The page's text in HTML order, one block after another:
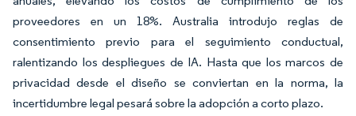
proveedores en un 18%. Australia introdujo reglas de
consentimiento previo para el seguimiento conductual,
ralentizando los despliegues de IA. Hasta que los marcos de
privacidad desde el diseño se conviertan en la norma, la
incertidumbre legal pesará sobre la adopción a corto plazo.